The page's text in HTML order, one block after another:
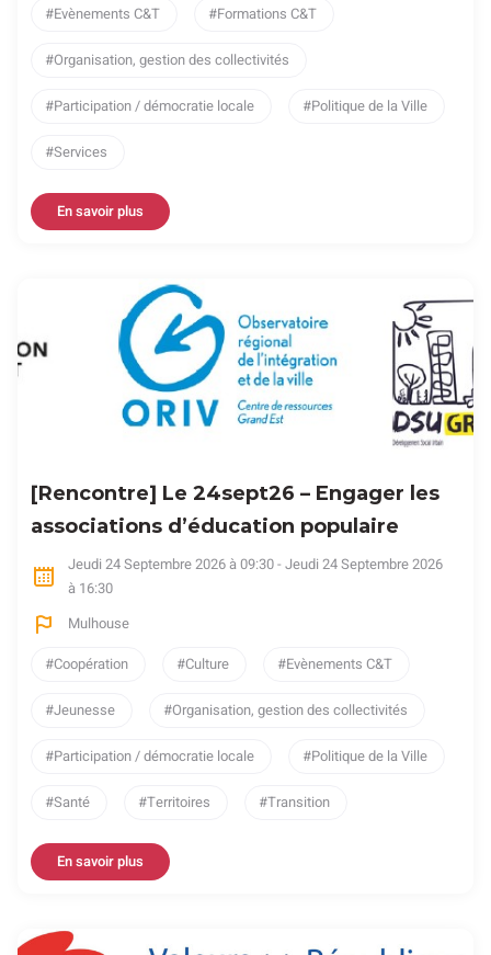
Evènements C&T
Formations C&T
Organisation, gestion des collectivités
Participation / démocratie locale Politique de la Ville
Services
En savoir plus
[Rencontre] Le 24sept26 – Engager les
associations d’éducation populaire
Jeudi 24 Septembre 2026 à 09:30 - Jeudi 24 Septembre 2026
à 16:30
Mulhouse
Coopération
Culture Evènements C&T
Jeunesse Organisation, gestion des collectivités
Participation / démocratie locale Politique de la Ville
Santé Territoires Transition
En savoir plus